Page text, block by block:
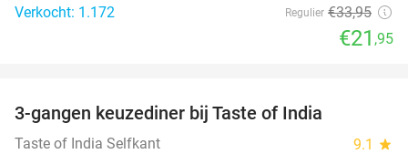
Verkocht: 1.172
Regulier €33,95
€21 ,95
3-gangen keuzediner bij Taste of India
Taste of India Selfkant 9.1 star